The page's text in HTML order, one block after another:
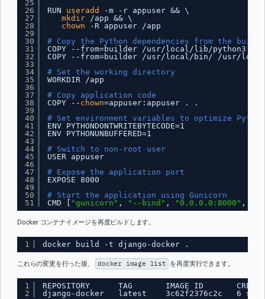
25
26
27
28
29
30
31
32
33
34
35
36
37
38
39
40
41
42
43
44
45
46
47
48
49
50
51
RUN useradd
-m -r appuser && \
mkdir
/app && \
chown
-R appuser /app
# Copy the Python dependencies from the
COPY --from=builder /usr/local/lib/python3
COPY --from=builder /usr/local/bin/
/usr/
# Set the working directory
WORKDIR /app
# Copy application code
COPY -- chown=appuser:appuser . .
# Set environment variables to optimize Python
ENV PYTHONDONTWRITEBYTECODE=1
ENV PYTHONUNBUFFERED=1
# Switch to non-root user
USER appuser
# Expose the application port
EXPOSE 8000
# Start the application using Gunicorn
CMD [
"gunicorn" , "--bind" , "0.0.0.0:8000" ,
Docker コンテナイメージを再度ビルドします。
1 docker build -t django-docker .
これらの変更を行った後、 docker image list を再度実行できます。
1
2
REPOSITORY      TAG       IMAGE ID
django-docker   latest    3c62f2376c2c   6